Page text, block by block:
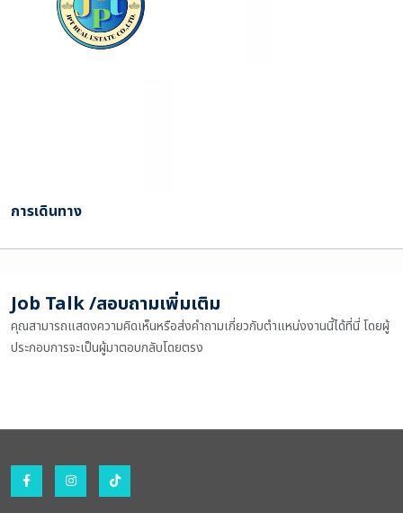
การเดินทาง
Job Talk /สอบถามเพิ่มเติม
คุณสามารถแสดงความคิดเห็นหรือส่งคำถามเกี่ยวกับตำแหน่งงานนี้ได้ที่นี่ โดยผู้
ประกอบการจะเป็นผู้มาตอบกลับโดยตรง